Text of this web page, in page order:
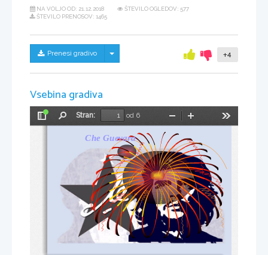
NA VOLJO OD: 21.12.2018
ŠTEVILO OGLEDOV: 577
ŠTEVILO PRENOSOV: 1465
Prenesi gradivo Skrij/prikaži meni +4
Vsebina gradiva
Preklopi
Stran:
od 6
Pomanjšaj
Che Guevara